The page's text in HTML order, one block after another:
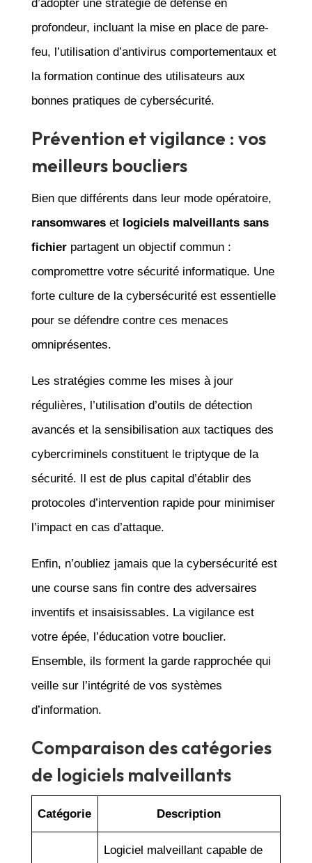
d’adopter une stratégie de défense en
profondeur, incluant la mise en place de pare-
feu, l’utilisation d’antivirus comportementaux et
la formation continue des utilisateurs aux
bonnes pratiques de cybersécurité.
Prévention et vigilance : vos
meilleurs boucliers
Bien que différents dans leur mode opératoire,
ransomwareset logiciels malveillants sans
fichierpartagent un objectif commun :
compromettre votre sécurité informatique. Une
forte culture de la cybersécurité est essentielle
pour se défendre contre ces menaces
omniprésentes.
Les stratégies comme les mises à jour
régulières, l’utilisation d’outils de détection
avancés et la sensibilisation aux tactiques des
cybercriminels constituent le triptyque de la
sécurité. Il est de plus capital d’établir des
protocoles d’intervention rapide pour minimiser
l’impact en cas d’attaque.
Enfin, n’oubliez jamais que la cybersécurité est
une course sans fin contre des adversaires
inventifs et insaisissables. La vigilance est
votre épée, l’éducation votre bouclier.
Ensemble, ils forment la garde rapprochée qui
veille sur l’intégrité de vos systèmes
d’information.
Comparaison des catégories
de logiciels malveillants
Catégorie Description
Logiciel malveillant capable de